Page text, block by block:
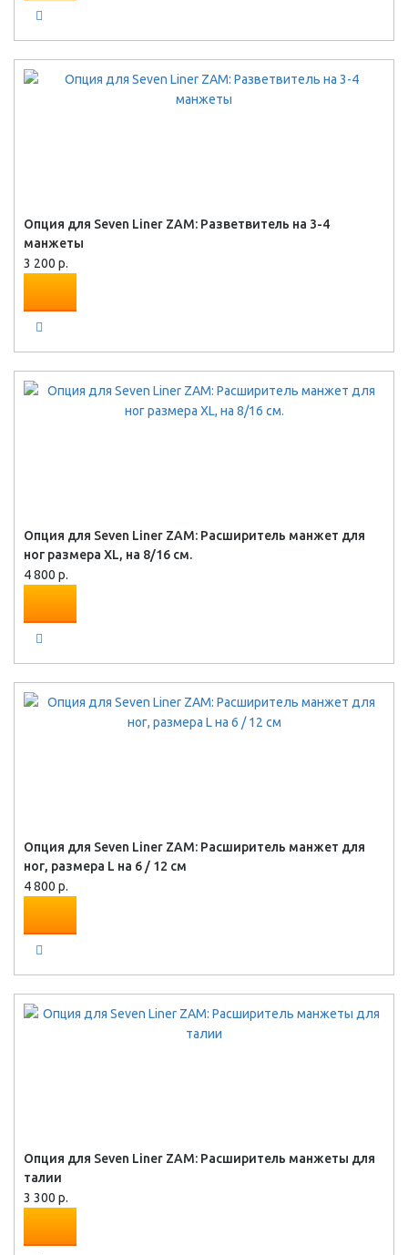
Опция для Seven Liner ZAM: Разветвитель на 3-4
манжеты
3 200 р.
Опция для Seven Liner ZAM: Расширитель манжет для
ног размера XL, на 8/16 см.
4 800 р.
Опция для Seven Liner ZAM: Расширитель манжет для
ног, размера L на 6 / 12 см
4 800 р.
Опция для Seven Liner ZAM: Расширитель манжеты для
талии
3 300 р.